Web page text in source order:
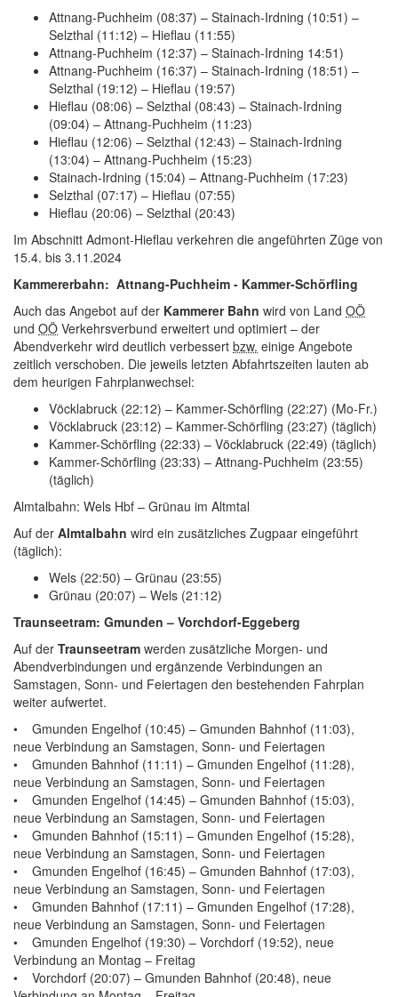
Attnang-Puchheim (08:37) – Stainach-Irdning (10:51) –
Selzthal (11:12) – Hieflau (11:55)
Attnang-Puchheim (12:37) – Stainach-Irdning 14:51)
Attnang-Puchheim (16:37) – Stainach-Irdning (18:51) –
Selzthal (19:12) – Hieflau (19:57)
Hieflau (08:06) – Selzthal (08:43) – Stainach-Irdning
(09:04) – Attnang-Puchheim (11:23)
Hieflau (12:06) – Selzthal (12:43) – Stainach-Irdning
(13:04) – Attnang-Puchheim (15:23)
Stainach-Irdning (15:04) – Attnang-Puchheim (17:23)
Selzthal (07:17) – Hieflau (07:55)
Hieflau (20:06) – Selzthal (20:43)
Im Abschnitt Admont-Hieflau verkehren die angeführten Züge von
15.4. bis 3.11.2024
Kammererbahn: Attnang-Puchheim - Kammer-Schörfling
Auch das Angebot auf der Kammerer Bahn wird von Land OÖ
und OÖ Verkehrsverbund erweitert und optimiert – der
Abendverkehr wird deutlich verbessert bzw. einige Angebote
zeitlich verschoben. Die jeweils letzten Abfahrtszeiten lauten ab
dem heurigen Fahrplanwechsel:
Vöcklabruck (22:12) – Kammer-Schörfling (22:27) (Mo-Fr.)
Vöcklabruck (23:12) – Kammer-Schörfling (23:27) (täglich)
Kammer-Schörfling (22:33) – Vöcklabruck (22:49) (täglich)
Kammer-Schörfling (23:33) – Attnang-Puchheim (23:55)
(täglich)
Almtalbahn: Wels Hbf – Grünau im Altmtal
Auf der Almtalbahn wird ein zusätzliches Zugpaar eingeführt
(täglich):
Wels (22:50) – Grünau (23:55)
Grünau (20:07) – Wels (21:12)
Traunseetram: Gmunden – Vorchdorf-Eggeberg
Auf der Traunseetram werden zusätzliche Morgen- und
Abendverbindungen und ergänzende Verbindungen an
Samstagen, Sonn- und Feiertagen den bestehenden Fahrplan
weiter aufwertet.
• Gmunden Engelhof (10:45) – Gmunden Bahnhof (11:03),
neue Verbindung an Samstagen, Sonn- und Feiertagen
• Gmunden Bahnhof (11:11) – Gmunden Engelhof (11:28),
neue Verbindung an Samstagen, Sonn- und Feiertagen
• Gmunden Engelhof (14:45) – Gmunden Bahnhof (15:03),
neue Verbindung an Samstagen, Sonn- und Feiertagen
• Gmunden Bahnhof (15:11) – Gmunden Engelhof (15:28),
neue Verbindung an Samstagen, Sonn- und Feiertagen
• Gmunden Engelhof (16:45) – Gmunden Bahnhof (17:03),
neue Verbindung an Samstagen, Sonn- und Feiertagen
• Gmunden Bahnhof (17:11) – Gmunden Engelhof (17:28),
neue Verbindung an Samstagen, Sonn- und Feiertagen
• Gmunden Engelhof (19:30) – Vorchdorf (19:52), neue
Verbindung an Montag – Freitag
• Vorchdorf (20:07) – Gmunden Bahnhof (20:48), neue